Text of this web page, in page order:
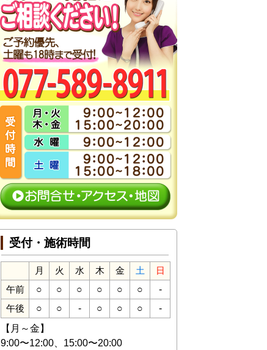
受付・施術時間
月 火 水 木 金 土
日
午前
○ ○ ○ ○ ○ ○ -
午後 ○ ○ - ○ ○ ○
-
【月～金】
9:00〜12:00、15:00〜20:00